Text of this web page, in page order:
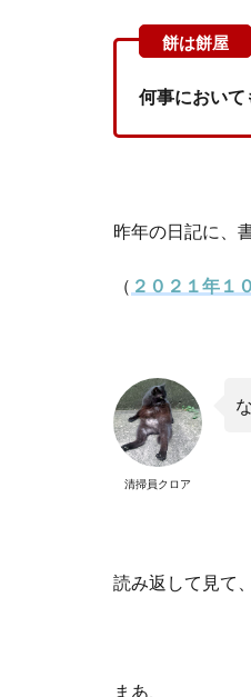
何事において
昨年の日記に、
（ ２０２１年１
清掃員クロア
読み返して見て
まあ、